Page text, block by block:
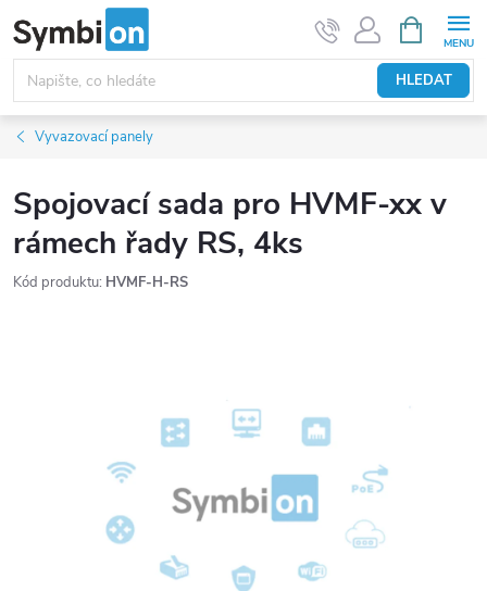
na
obsah
HLEDAT
NÁKUPNÍ
KOŠÍK
Vyvazovací panely
Spojovací sada pro HVMF-xx v
rámech řady RS, 4ks
Kód produktu: HVMF-H-RS